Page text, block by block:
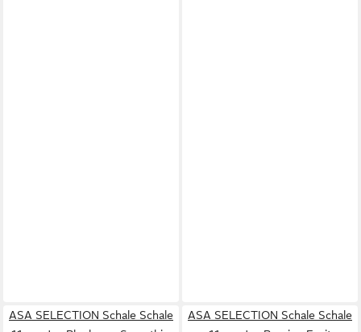
ASA SELECTION Schale Schale
ASA SELECTION Schale Schale